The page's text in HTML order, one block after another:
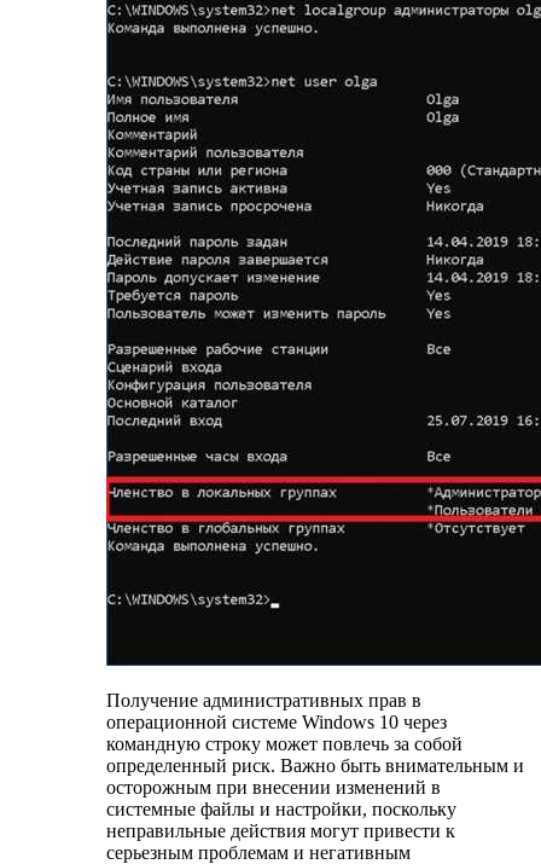
Получение административных прав в
операционной системе Windows 10 через
командную строку может повлечь за собой
определенный риск. Важно быть внимательным и
осторожным при внесении изменений в
системные файлы и настройки, поскольку
неправильные действия могут привести к
серьезным проблемам и негативным